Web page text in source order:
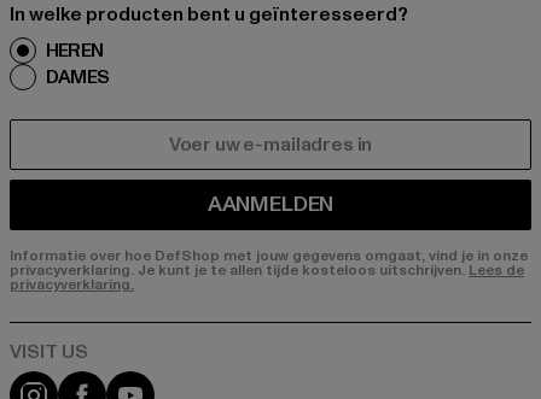
In welke producten bent u geïnteresseerd?
HEREN
DAMES
AANMELDEN
Informatie over hoe DefShop met jouw gegevens omgaat, vind je in onze
privacyverklaring. Je kunt je te allen tijde kosteloos uitschrijven. Lees de
privacyverklaring.
Visit our Instagram page:
Visit our Facebook page:
Visit our YouTube channel: